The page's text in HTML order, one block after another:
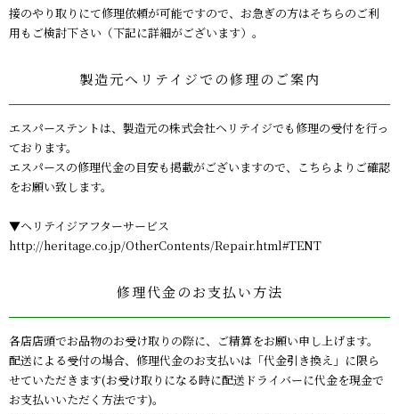
接のやり取りにて修理依頼が可能ですので、お急ぎの方はそちらのご利
用もご検討下さい（下記に詳細がございます）。
製造元ヘリテイジでの修理のご案内
エスパーステントは、製造元の株式会社ヘリテイジでも修理の受付を行っ
ております。
エスパースの修理代金の目安も掲載がございますので、こちらよりご確認
をお願い致します。
▼ヘリテイジアフターサービス
http://heritage.co.jp/OtherContents/Repair.html#TENT
修理代金のお支払い方法
各店店頭でお品物のお受け取りの際に、ご精算をお願い申し上げます。
配送による受付の場合、修理代金のお支払いは「代金引き換え」に限ら
せていただきます(お受け取りになる時に配送ドライバーに代金を現金で
お支払いいただく方法です)。